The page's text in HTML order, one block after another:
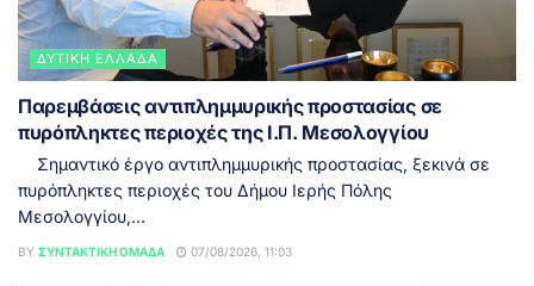
ΔΥΤΙΚΉ ΕΛΛΆΔΑ
Παρεμβάσεις αντιπλημμυρικής προστασίας σε
πυρόπληκτες περιοχές της Ι.Π. Μεσολογγίου
Σημαντικό έργο αντιπλημμυρικής προστασίας, ξεκινά σε
πυρόπληκτες περιοχές του Δήμου Ιερής Πόλης
Μεσολογγίου,...
BY ΣΥΝΤΑΚΤΙΚΉ ΟΜΆΔΑ 07/08/2026, 11:03